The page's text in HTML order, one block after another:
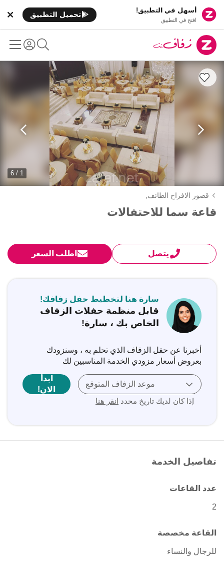
أسهل في التطبيق!
افتح في التطبيق
تحميل التطبيق
1 / 6
قصور الافراح الطائف,
قاعة سما للاحتفالات
يتصل اطلب السعر
سارة هنا لتخطيط حفل زفافك!
قابل منظمة حفلات الزفاف
الخاص بك ، سارة!
أخبرنا عن حفل الزفاف الذي تحلم به ، وسنزودك
بعروض أسعار مزودي الخدمة المناسبين لك
موعد الزفاف المتوقع
إذا كان لديك تاريخ محدد انقر هنا
ابدأ
الان!
تفاصيل الخدمة
عدد القاعات
2
القاعة مخصصة
للرجال والنساء